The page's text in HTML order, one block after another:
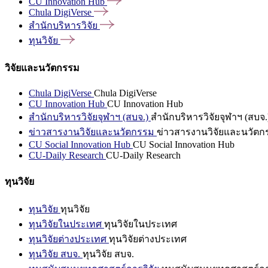
Chula DigiVerse
สำนักบริหารวิจัย
ทุนวิจัย
วิจัยและนวัตกรรม
Chula DigiVerse Chula DigiVerse
CU Innovation Hub CU Innovation Hub
สำนักบริหารวิจัยจุฬาฯ (สบจ.) สำนักบริหารวิจัยจุฬาฯ (สบจ
ข่าวสารงานวิจัยและนวัตกรรม ข่าวสารงานวิจัยและนวัตก
CU Social Innovation Hub CU Social Innovation Hub
CU-Daily Research CU-Daily Research
ทุนวิจัย
ทุนวิจัย ทุนวิจัย
ทุนวิจัยในประเทศ ทุนวิจัยในประเทศ
ทุนวิจัยต่างประเทศ ทุนวิจัยต่างประเทศ
ทุนวิจัย สบจ. ทุนวิจัย สบจ.